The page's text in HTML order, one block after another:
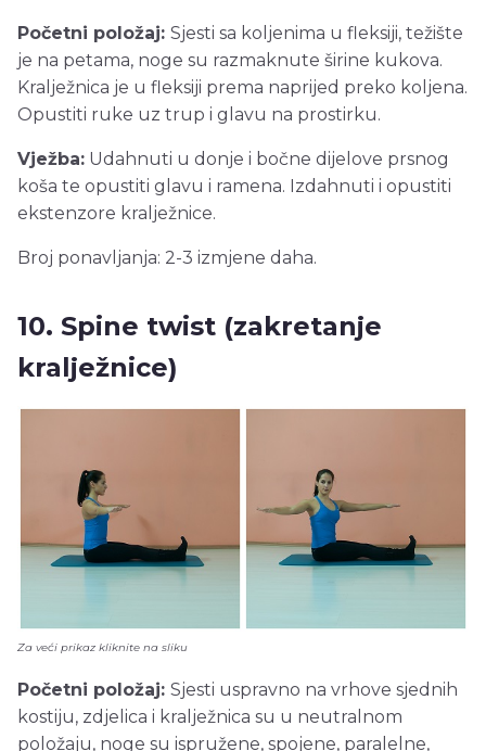
Početni položaj: Sjesti sa koljenima u fleksiji, težište
je na petama, noge su razmaknute širine kukova.
Kralježnica je u fleksiji prema naprijed preko koljena.
Opustiti ruke uz trup i glavu na prostirku.
Vježba: Udahnuti u donje i bočne dijelove prsnog
koša te opustiti glavu i ramena. Izdahnuti i opustiti
ekstenzore kralježnice.
Broj ponavljanja: 2-3 izmjene daha.
10. Spine twist (zakretanje
kralježnice)
Za veći prikaz kliknite na sliku
Početni položaj: Sjesti uspravno na vrhove sjednih
kostiju, zdjelica i kralježnica su u neutralnom
položaju, noge su ispružene, spojene, paralelne,